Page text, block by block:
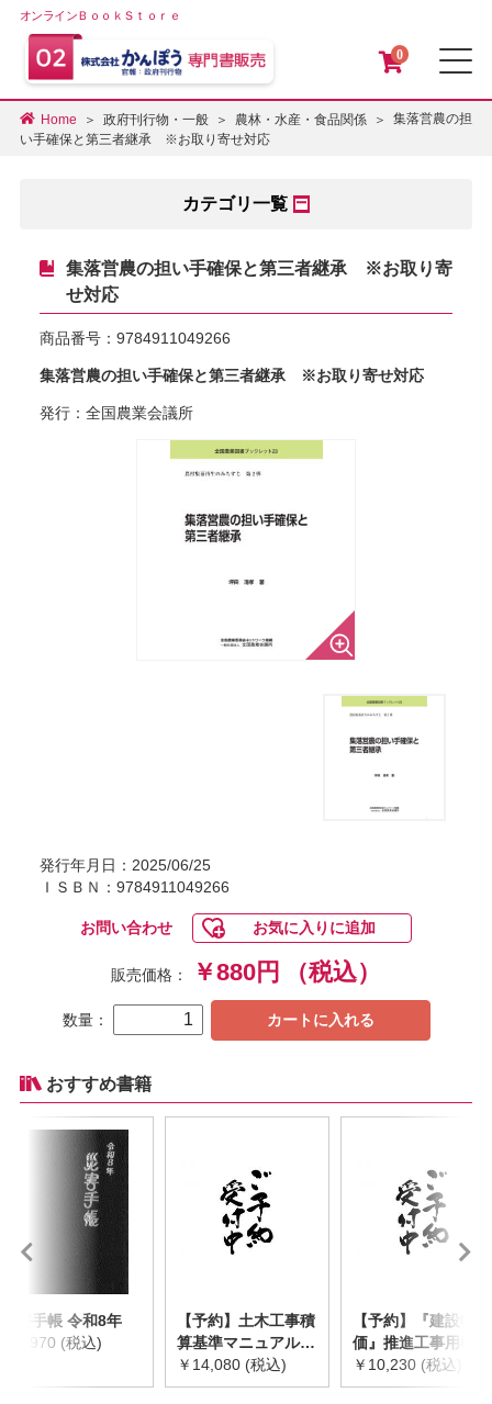
オンラインＢｏｏｋＳｔｏｒｅ
0
Home 政府刊行物・一般 農林・水産・食品関係
集落営農の担
い手確保と第三者継承 ※お取り寄せ対応
カテゴリ一覧
集落営農の担い手確保と第三者継承 ※お取り寄
せ対応
商品番号： 9784911049266
集落営農の担い手確保と第三者継承 ※お取り寄せ対応
発行：全国農業会議所
発行年月日：2025/06/25
ＩＳＢＮ：9784911049266
お問い合わせ お気に入りに追加
販売価格： ￥880円 （税込）
数量： カートに入れる
おすすめ書籍
災害手帳 令和8年
￥2,970 (税込)
【予約】土木工事積
算基準マニュアル
令和8年度版
※2026年8月下旬発
￥14,080 (税込)
【予約】『建設物
価』推進工事用機械
器具等基礎価格表
2026年度版
￥10,230 (税込)